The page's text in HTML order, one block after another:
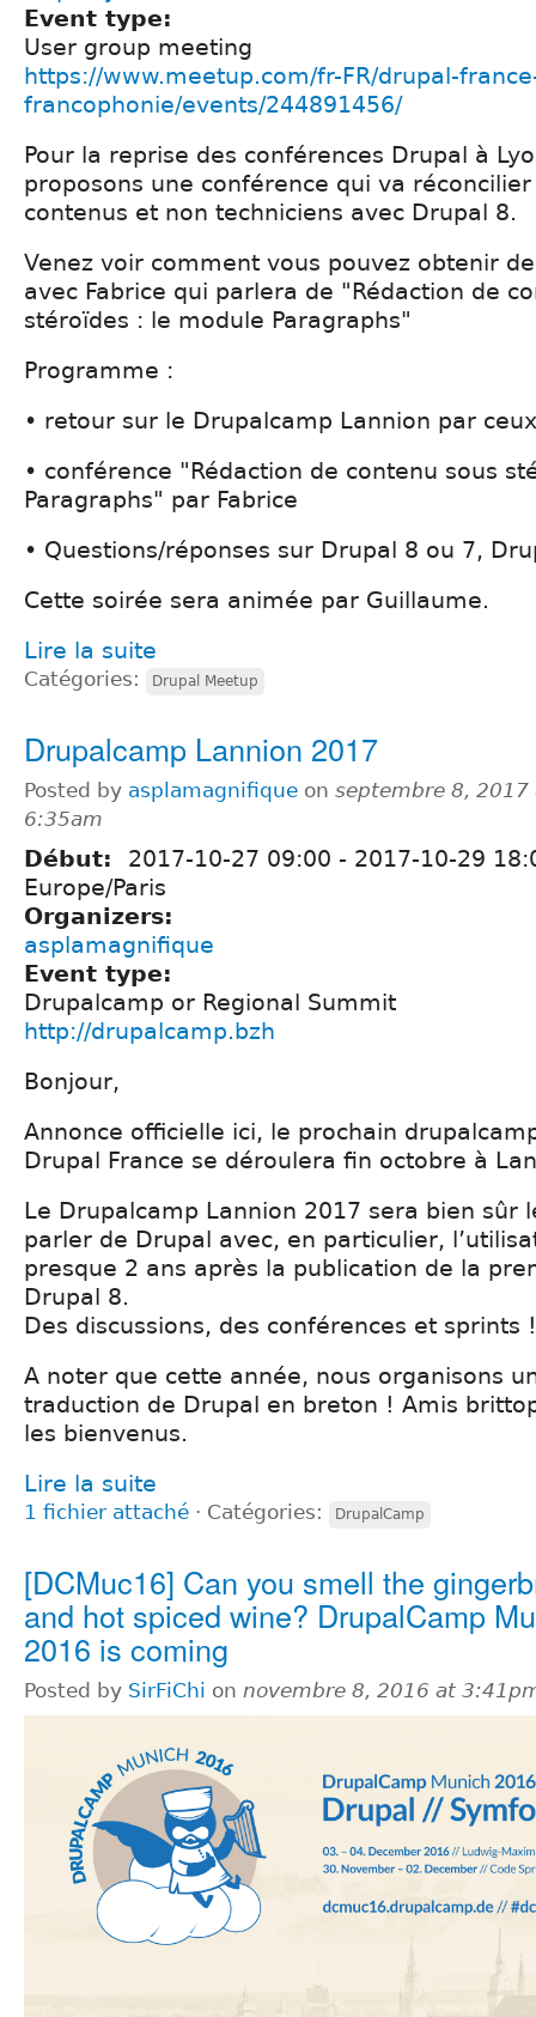
Event type:
User group meeting
https://www.meetup.com/fr-FR/drupal-
francophonie/events/244891456/
Pour la reprise des conférences Drupal à
proposons une conférence qui va
contenus et non techniciens avec Drupal 8.
Venez voir comment vous pouvez obtenir
avec Fabrice qui parlera de "Rédaction de
stéroïdes : le module Paragraphs"
Programme :
• retour sur le Drupalcamp Lannion par
• conférence "Rédaction de contenu sous
Paragraphs" par Fabrice
• Questions/réponses sur Drupal 8 ou 7,
Cette soirée sera animée par Guillaume.
Lire la suite
Catégories: Drupal Meetup
Drupalcamp Lannion 2017
Posted by asplamagnifique on septembre 8, 2017
6:35am
Début: 2017-10-27 09:00 - 2017-10-29
Europe/Paris
Organizers:
asplamagnifique
Event type:
Drupalcamp or Regional Summit
http://drupalcamp.bzh
Bonjour,
Annonce officielle ici, le prochain
Drupal France se déroulera fin octobre à
Le Drupalcamp Lannion 2017 sera bien sûr
parler de Drupal avec, en particulier,
presque 2 ans après la publication de la
Drupal 8.
Des discussions, des conférences et sprints !
A noter que cette année, nous organisons
traduction de Drupal en breton ! Amis
les bienvenus.
Lire la suite
1 fichier attaché ⋅ Catégories: DrupalCamp
[DCMuc16] Can you smell the
and hot spiced wine? DrupalCamp
2016 is coming
Posted by SirFiChi on novembre 8, 2016 at